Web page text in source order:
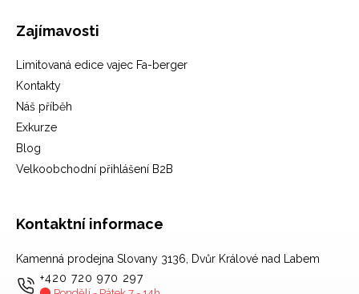
Zajímavosti
Limitovaná edice vajec Fa-berger
Kontakty
Náš příběh
Exkurze
Blog
Velkoobchodní přihlášení B2B
Kontaktní informace
Kamenná prodejna Slovany 3136, Dvůr Králové nad Labem
+420 720 970 297